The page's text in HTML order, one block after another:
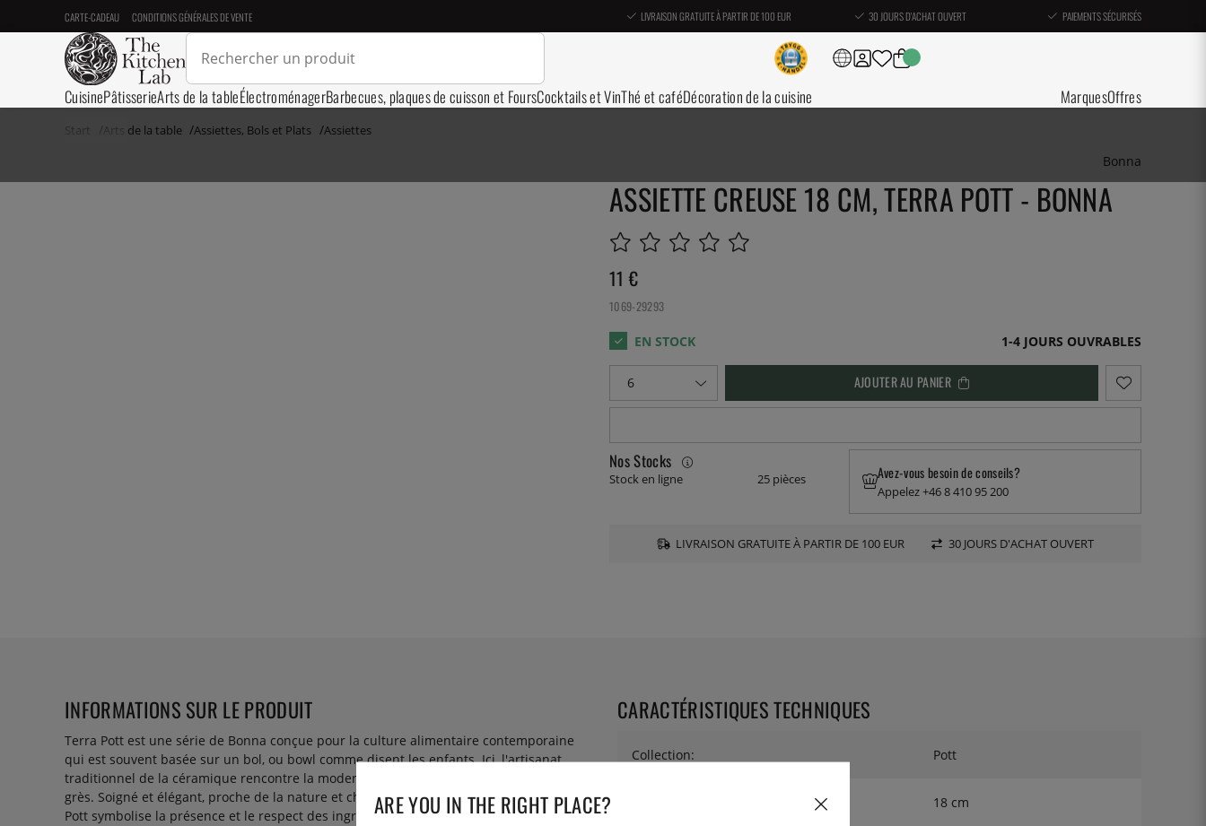
CARTE-CADEAU CONDITIONS GÉNÉRALES DE VENTE LIVRAISON GRATUITE À PARTIR DE 100 EUR 30 JOURS D'ACHAT OUVERT PAIEMENTS SÉCURISÉS
CuisinePâtisserieArts de la tableÉlectroménagerBarbecues, plaques de cuisson et FoursCocktails et VinThé et caféDécoration de la cuisine MarquesOffres
Start Arts de la table Assiettes, Bols et Plats Assiettes
Bonna
ASSIETTE CREUSE 18 CM, TERRA POTT - BONNA
11 €
1069-29293
1-4 JOURS OUVRABLES
AJOUTER AU PANIER
Nos Stocks
Stock en ligne 25 pièces Avez-vous besoin de conseils?
Appelez +46 8 410 95 200
LIVRAISON GRATUITE À PARTIR DE 100 EUR 30 JOURS D'ACHAT OUVERT
INFORMATIONS SUR LE PRODUIT
Terra Pott est une série de Bonna conçue pour la culture alimentaire contemporaine
qui est souvent basée sur un bol, ou bowl comme disent les enfants. Ici, l'artisanat
traditionnel de la céramique rencontre la modernité dans une série qui rappelle le
grès. Soigné et élégant, proche de la nature et charmant. Une table dressée avec Terra
Pott symbolise la présence et le respect des ingrédients.
CARACTÉRISTIQUES TECHNIQUES
Collection: Pott
18 cm
ARE YOU IN THE RIGHT PLACE?